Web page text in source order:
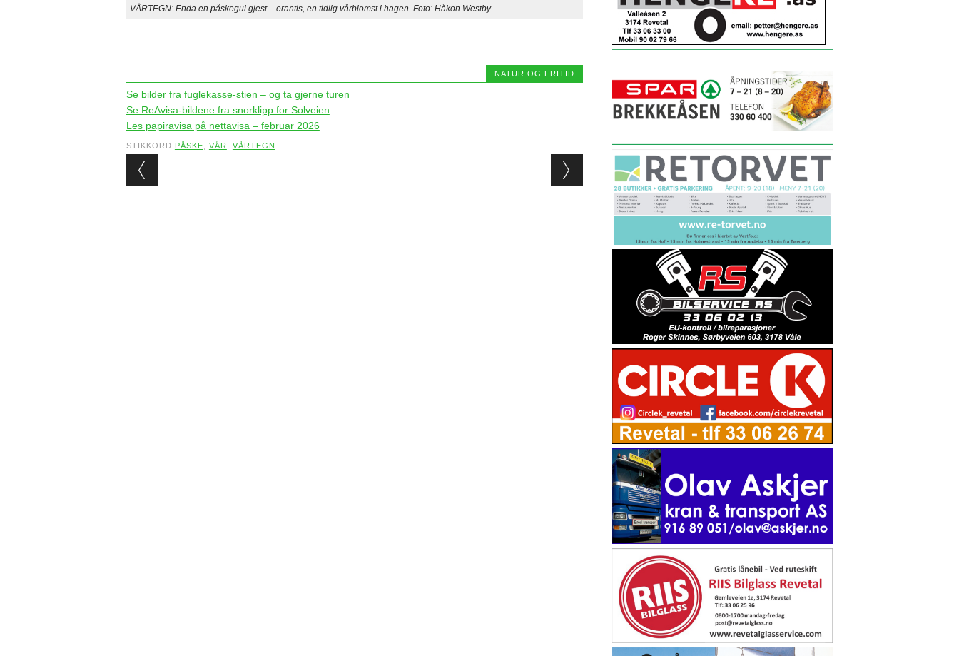
VÅRTEGN: Enda en påskegul gjest – erantis, en tidlig vårblomst i hagen. Foto: Håkon Westby.
NATUR OG FRITID
Se bilder fra fuglekasse-stien – og ta gjerne turen
Se ReAvisa-bildene fra snorklipp for Solveien
Les papiravisa på nettavisa – februar 2026
STIKKORD PÅSKE VÅR VÅRTEGN
Post navigation